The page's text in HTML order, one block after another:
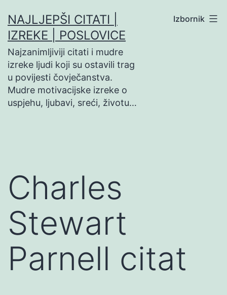
na
sadržaj
NAJLJEPŠI CITATI |
IZREKE | POSLOVICE
Najzanimljiviji citati i mudre
izreke ljudi koji su ostavili trag
u povijesti čovječanstva.
Mudre motivacijske izreke o
uspjehu, ljubavi, sreći, životu…
Izbornik
Charles
Stewart
Parnell citat